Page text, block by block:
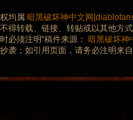
权均属暗黑破坏神中文网
得转载、链接、转贴或以其他方
必须注明“稿件来源： 暗黑破坏神
袭；如引用页面，请务必注明来